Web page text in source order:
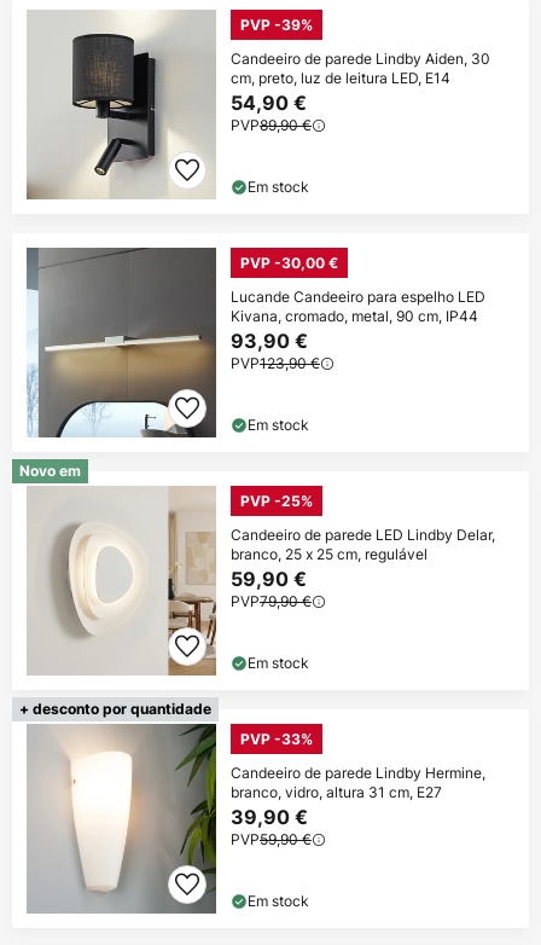
PVP -39%
Candeeiro de parede Lindby Aiden, 30
cm, preto, luz de leitura LED, E14
54,90 €
PVP89,90 €
Em stock
PVP -30,00 €
Lucande Candeeiro para espelho LED
Kivana, cromado, metal, 90 cm, IP44
93,90 €
PVP123,90 €
Em stock
Novo em
PVP -25%
Candeeiro de parede LED Lindby Delar,
branco, 25 x 25 cm, regulável
59,90 €
PVP79,90 €
Em stock
+ desconto por quantidade
PVP -33%
Candeeiro de parede Lindby Hermine,
branco, vidro, altura 31 cm, E27
39,90 €
PVP59,90 €
Em stock